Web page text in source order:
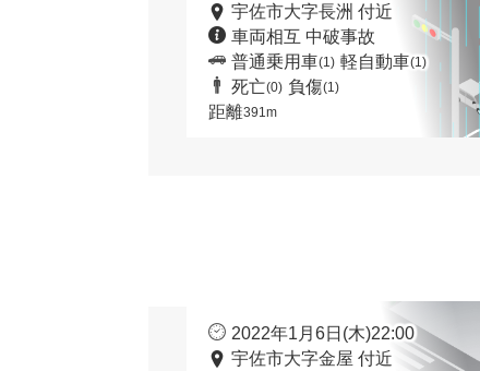
宇佐市大字長洲 付近
車両相互 中破事故
普通乗用車(1) 軽自動車(1)
死亡(0) 負傷(1)
距離391m
2022年1月6日(木)22:00
宇佐市大字金屋 付近